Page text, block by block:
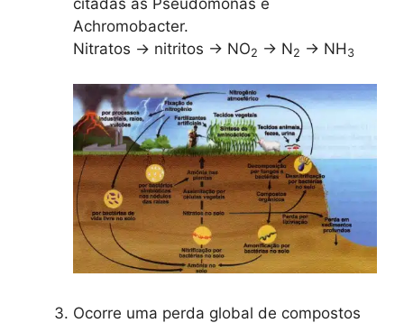
citadas as Pseudomonas e
Achromobacter.
Nitratos → nitritos → NO2 → N2 → NH 3
Ocorre uma perda global de compostos